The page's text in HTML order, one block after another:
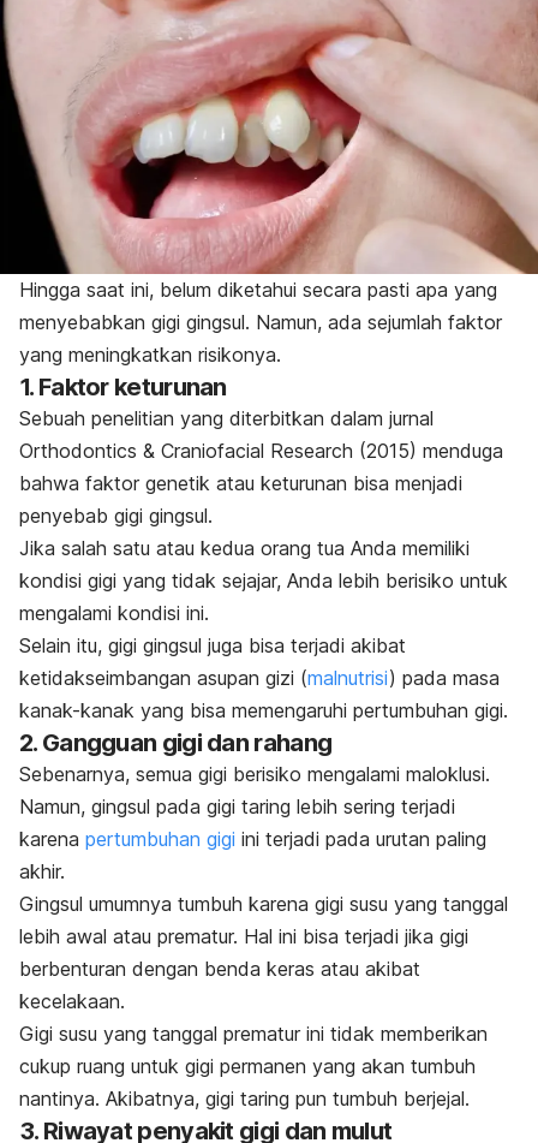
Hingga saat ini, belum diketahui secara pasti apa yang
menyebabkan gigi gingsul. Namun, ada sejumlah faktor
yang meningkatkan risikonya.
1. Faktor keturunan
Sebuah penelitian yang diterbitkan dalam jurnal
Orthodontics & Craniofacial Research (2015) menduga
bahwa faktor genetik atau keturunan bisa menjadi
penyebab gigi gingsul.
Jika salah satu atau kedua orang tua Anda memiliki
kondisi gigi yang tidak sejajar, Anda lebih berisiko untuk
mengalami kondisi ini.
Selain itu, gigi gingsul juga bisa terjadi akibat
ketidakseimbangan asupan gizi (malnutrisi) pada masa
kanak-kanak yang bisa memengaruhi pertumbuhan gigi.
2. Gangguan gigi dan rahang
Sebenarnya, semua gigi berisiko mengalami maloklusi.
Namun, gingsul pada gigi taring lebih sering terjadi
karena pertumbuhan gigi ini terjadi pada urutan paling
akhir.
Gingsul umumnya tumbuh karena gigi susu yang tanggal
lebih awal atau prematur. Hal ini bisa terjadi jika gigi
berbenturan dengan benda keras atau akibat
kecelakaan.
Gigi susu yang tanggal prematur ini tidak memberikan
cukup ruang untuk gigi permanen yang akan tumbuh
nantinya. Akibatnya, gigi taring pun tumbuh berjejal.
3. Riwayat penyakit gigi dan mulut